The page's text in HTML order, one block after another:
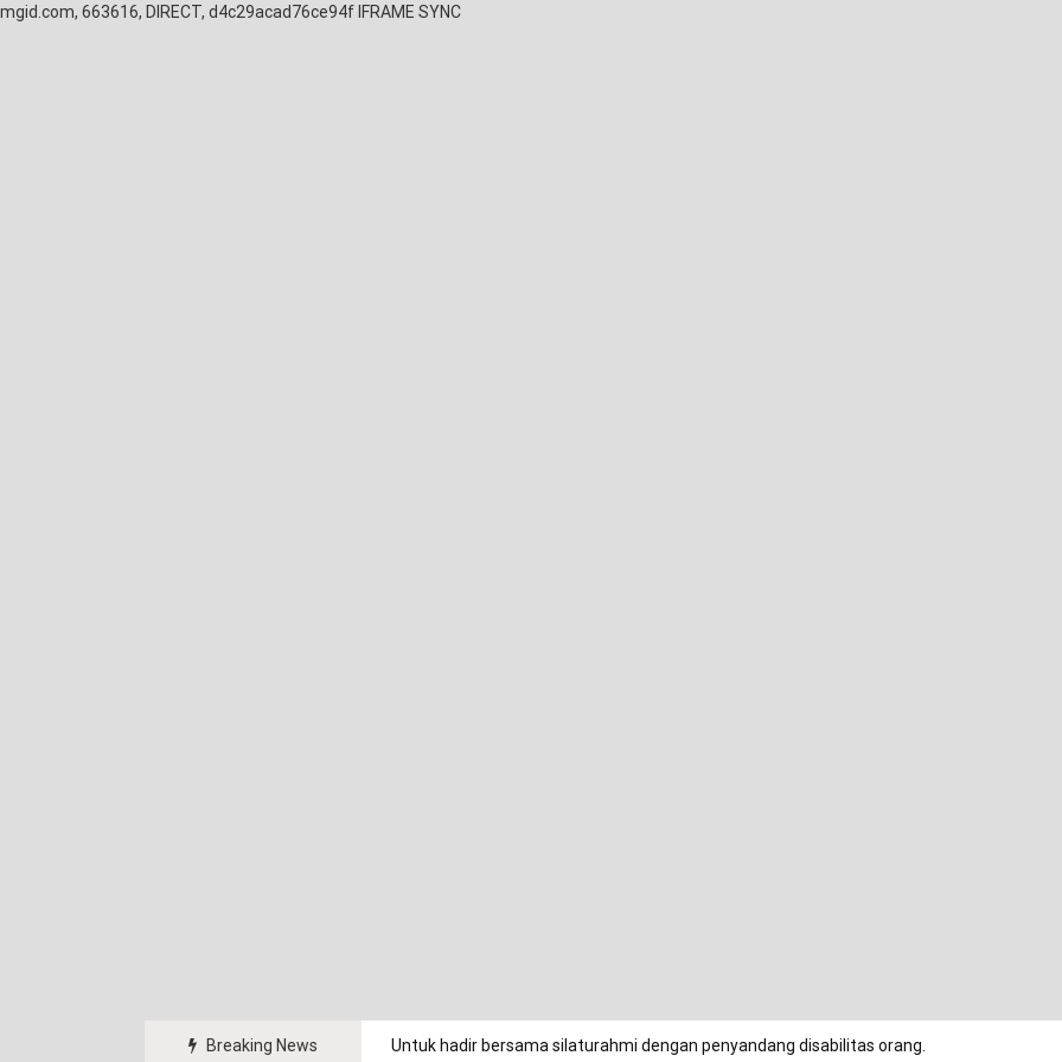
mgid.com, 663616, DIRECT, d4c29acad76ce94f IFRAME SYNC
Breaking News Untuk hadir bersama silaturahmi dengan penyandang disabilitas orang.